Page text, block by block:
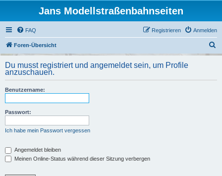
Jans Modellstraßenbahnseiten
FAQ Anmelden
Registrieren
Foren-Übersicht
u
h
Du musst registriert und angemeldet sein, um Profile
anzuschauen.
Benutzername:
Passwort:
Ich habe mein Passwort vergessen
Angemeldet bleiben
Meinen Online-Status während dieser Sitzung verbergen